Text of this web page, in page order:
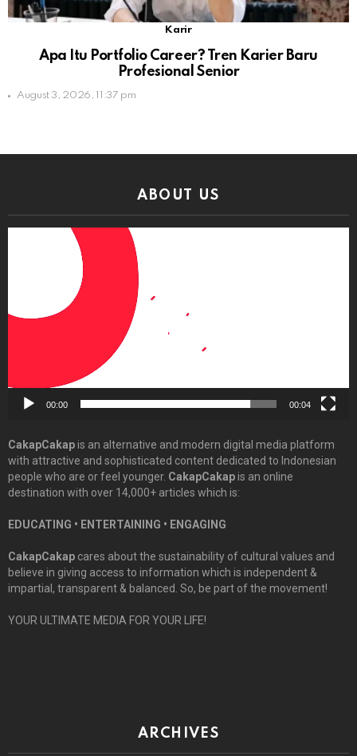
Karir
Apa Itu Portfolio Career? Tren Karier Baru
Profesional Senior
August 3, 2026, 11:37 pm
ABOUT US
00:00 00:04
CakapCakapis an alternative and modern digital media platform
with attractive and sophisticated content dedicated to Indonesian
people who are or feel younger. CakapCakapis an online
destination with over 14,000+ articles which is:
EDUCATING • ENTERTAINING • ENGAGING
CakapCakap cares about the sustainability of cultural values and
believe in giving access to information which is independent &
impartial, transparent & balanced. So, be part of the movement!
YOUR ULTIMATE MEDIA FOR YOUR LIFE!
ARCHIVES